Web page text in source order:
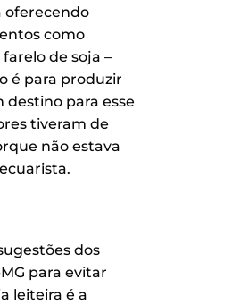
oferecendo
como
de soja –
é para produzir
destino para esse
tiveram de
não estava
dos
para evitar
leiteira é a